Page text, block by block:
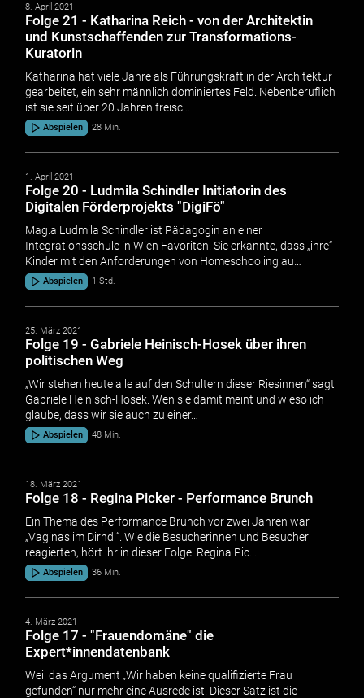
8. April 2021
Folge 21 - Katharina Reich - von der Architektin
und Kunstschaffenden zur Transformations-
Kuratorin
Katharina hat viele Jahre als Führungskraft in der Architektur
gearbeitet, ein sehr männlich dominiertes Feld. Nebenberuflich
ist sie seit über 20 Jahren freisc…
Abspielen 28 Min.
1. April 2021
Folge 20 - Ludmila Schindler Initiatorin des
Digitalen Förderprojekts "DigiFö"
Mag.a Ludmila Schindler ist Pädagogin an einer
Integrationsschule in Wien Favoriten. Sie erkannte, dass „ihre“
Kinder mit den Anforderungen von Homeschooling au…
Abspielen 1 Std.
25. März 2021
Folge 19 - Gabriele Heinisch-Hosek über ihren
politischen Weg
„Wir stehen heute alle auf den Schultern dieser Riesinnen“ sagt
Gabriele Heinisch-Hosek. Wen sie damit meint und wieso ich
glaube, dass wir sie auch zu einer…
Abspielen 48 Min.
18. März 2021
Folge 18 - Regina Picker - Performance Brunch
Ein Thema des Performance Brunch vor zwei Jahren war
„Vaginas im Dirndl“. Wie die Besucherinnen und Besucher
reagierten, hört ihr in dieser Folge. Regina Pic…
Abspielen 36 Min.
4. März 2021
Folge 17 - "Frauendomäne" die
Expert*innendatenbank
Weil das Argument „Wir haben keine qualifizierte Frau
gefunden“ nur mehr eine Ausrede ist. Dieser Satz ist die